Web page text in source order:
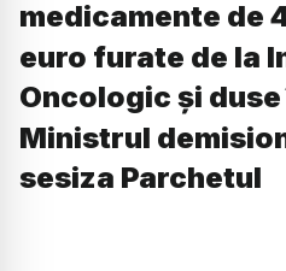
medicamente de
euro furate de la
Oncologic și
Ministrul
sesiza Parchetul